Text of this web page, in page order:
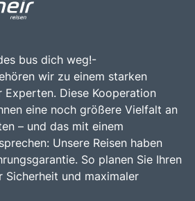
Einheimischen zu erleben.
der italienischen Kultur und
möchten.
bus dich weg!-
wir zu einem starken
Diese Kooperation
eine noch größere Vielfalt an
– und das mit einem
Unsere Reisen haben
So planen Sie Ihren
Sicherheit und maximaler